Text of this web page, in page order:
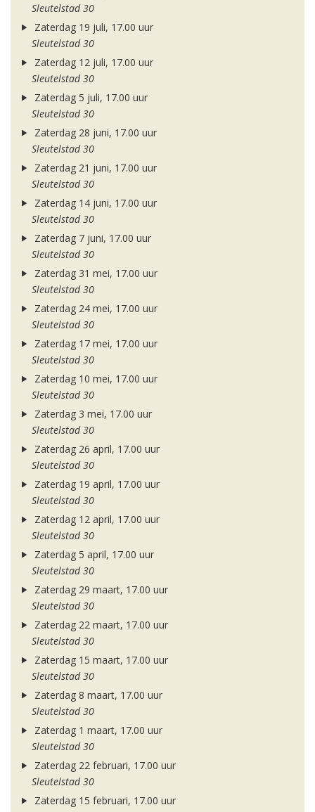
Sleutelstad 30
Zaterdag 19 juli, 17.00 uur
Sleutelstad 30
Zaterdag 12 juli, 17.00 uur
Sleutelstad 30
Zaterdag 5 juli, 17.00 uur
Sleutelstad 30
Zaterdag 28 juni, 17.00 uur
Sleutelstad 30
Zaterdag 21 juni, 17.00 uur
Sleutelstad 30
Zaterdag 14 juni, 17.00 uur
Sleutelstad 30
Zaterdag 7 juni, 17.00 uur
Sleutelstad 30
Zaterdag 31 mei, 17.00 uur
Sleutelstad 30
Zaterdag 24 mei, 17.00 uur
Sleutelstad 30
Zaterdag 17 mei, 17.00 uur
Sleutelstad 30
Zaterdag 10 mei, 17.00 uur
Sleutelstad 30
Zaterdag 3 mei, 17.00 uur
Sleutelstad 30
Zaterdag 26 april, 17.00 uur
Sleutelstad 30
Zaterdag 19 april, 17.00 uur
Sleutelstad 30
Zaterdag 12 april, 17.00 uur
Sleutelstad 30
Zaterdag 5 april, 17.00 uur
Sleutelstad 30
Zaterdag 29 maart, 17.00 uur
Sleutelstad 30
Zaterdag 22 maart, 17.00 uur
Sleutelstad 30
Zaterdag 15 maart, 17.00 uur
Sleutelstad 30
Zaterdag 8 maart, 17.00 uur
Sleutelstad 30
Zaterdag 1 maart, 17.00 uur
Sleutelstad 30
Zaterdag 22 februari, 17.00 uur
Sleutelstad 30
Zaterdag 15 februari, 17.00 uur